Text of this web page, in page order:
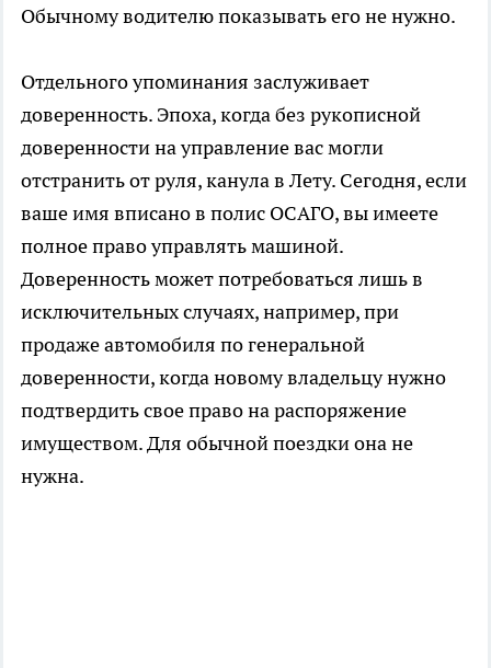
Обычному водителю показывать его не нужно.
Отдельного упоминания заслуживает
доверенность. Эпоха, когда без рукописной
доверенности на управление вас могли
отстранить от руля, канула в Лету. Сегодня, если
ваше имя вписано в полис ОСАГО, вы имеете
полное право управлять машиной.
Доверенность может потребоваться лишь в
исключительных случаях, например, при
продаже автомобиля по генеральной
доверенности, когда новому владельцу нужно
подтвердить свое право на распоряжение
имуществом. Для обычной поездки она не
нужна.